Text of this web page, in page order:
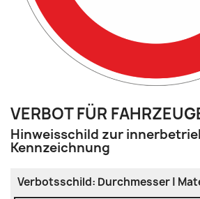
VERBOT FÜR
Hinweisschild zur
Kennzeichnung
Verbotsschild: Durchmesser |